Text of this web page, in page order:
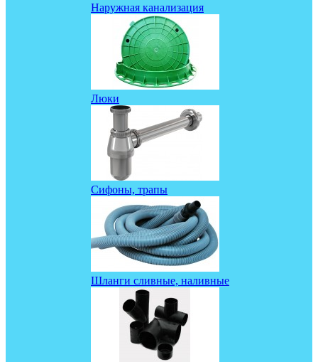
Наружная канализация
Люки
Сифоны, трапы
Шланги сливные, наливные